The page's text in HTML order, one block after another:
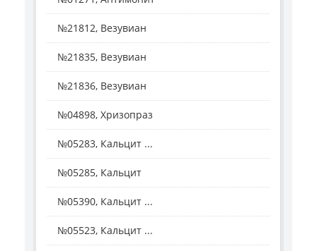
№21812, Везувиан
№21835, Везувиан
№21836, Везувиан
№04898, Хризопраз
№05283, Кальцит ...
№05285, Кальцит
№05390, Кальцит ...
№05523, Кальцит ...